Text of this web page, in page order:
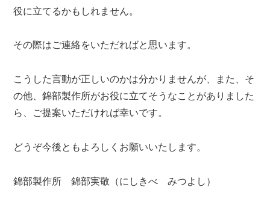
役に立てるかもしれません。
その際はご連絡をいただればと思います。
こうした言動が正しいのかは分かりませんが、また、そ
の他、錦部製作所がお役に立てそうなことがありました
ら、ご提案いただければ幸いです。
どうぞ今後ともよろしくお願いいたします。
錦部製作所 錦部実敬（にしきべ みつよし）